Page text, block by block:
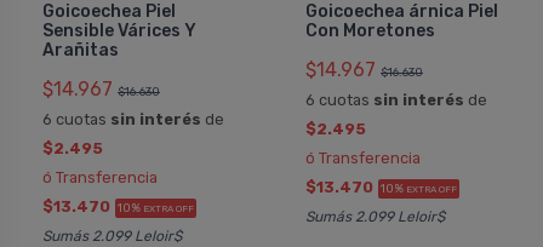
Goicoechea Piel
Sensible Várices Y
Arañitas
$14.967 $16.630
6 cuotas sin interés de
$2.495
ó Transferencia
$13.470 10% EXTRA OFF
Sumás 2.099 Leloir$
Goicoechea árnica Piel
Con Moretones
$14.967 $16.630
6 cuotas sin interés de
$2.495
ó Transferencia
$13.470 10% EXTRA OFF
Sumás 2.099 Leloir$